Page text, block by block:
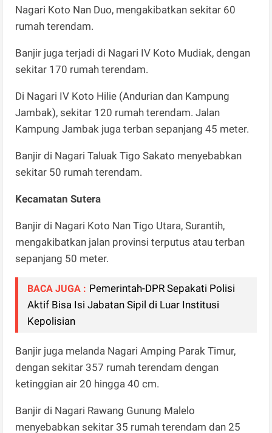
Nagari Koto Nan Duo, mengakibatkan sekitar 60
rumah terendam.
Banjir juga terjadi di Nagari IV Koto Mudiak, dengan
sekitar 170 rumah terendam.
Di Nagari IV Koto Hilie (Andurian dan Kampung
Jambak), sekitar 120 rumah terendam. Jalan
Kampung Jambak juga terban sepanjang 45 meter.
Banjir di Nagari Taluak Tigo Sakato menyebabkan
sekitar 50 rumah terendam.
Kecamatan Sutera
Banjir di Nagari Koto Nan Tigo Utara, Surantih,
mengakibatkan jalan provinsi terputus atau terban
sepanjang 50 meter.
BACA JUGA : Pemerintah-DPR Sepakati Polisi
Aktif Bisa Isi Jabatan Sipil di Luar Institusi
Kepolisian
Banjir juga melanda Nagari Amping Parak Timur,
dengan sekitar 357 rumah terendam dengan
ketinggian air 20 hingga 40 cm.
Banjir di Nagari Rawang Gunung Malelo
menyebabkan sekitar 35 rumah terendam dan 25